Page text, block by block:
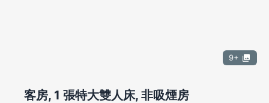
9+
客房, 1 張特大雙人床, 非吸煙房